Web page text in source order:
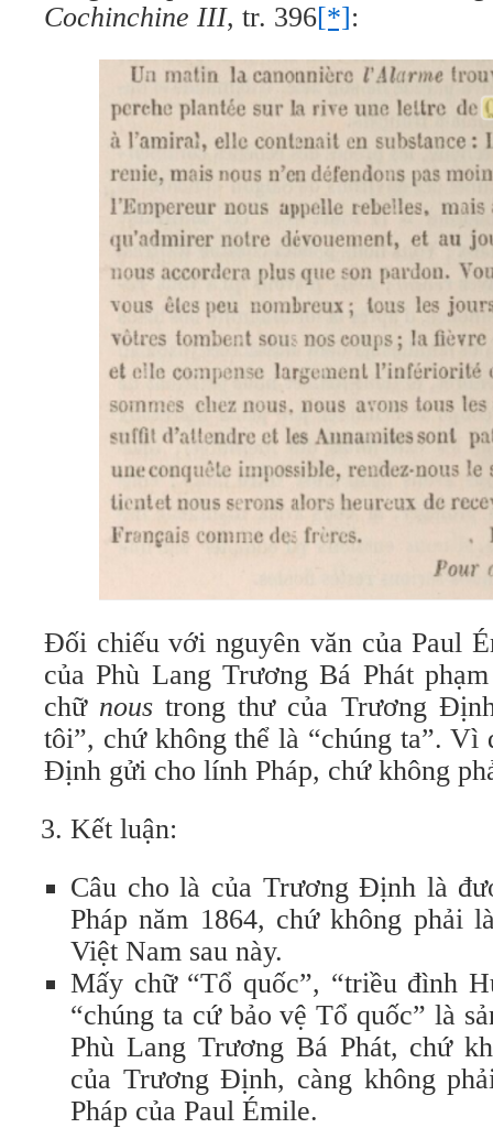
Cochinchine III, tr. 396[*]:
Đối chiếu với nguyên văn của Paul
của Phù Lang Trương Bá Phát
chữ nous trong thư của Trương
tôi”, chứ không thể là “chúng ta”. Vì
Định gửi cho lính Pháp, chứ không
Kết luận:
Câu cho là của Trương Định là
Pháp năm 1864, chứ không phải
Việt Nam sau này.
Mấy chữ “Tổ quốc”, “triều đình
“chúng ta cứ bảo vệ Tổ quốc” là
Phù Lang Trương Bá Phát, chứ
của Trương Định, càng không
Pháp của Paul Émile.